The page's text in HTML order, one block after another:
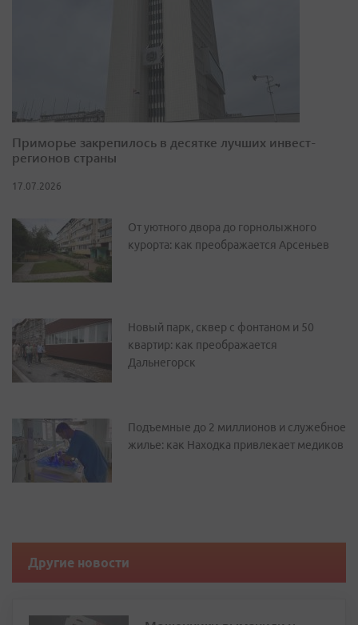
Приморье закрепилось в десятке лучших инвест-
регионов страны
17.07.2026
От уютного двора до горнолыжного
курорта: как преображается Арсеньев
Новый парк, сквер с фонтаном и 50
квартир: как преображается
Дальнегорск
Подъемные до 2 миллионов и служебное
жилье: как Находка привлекает медиков
Другие новости